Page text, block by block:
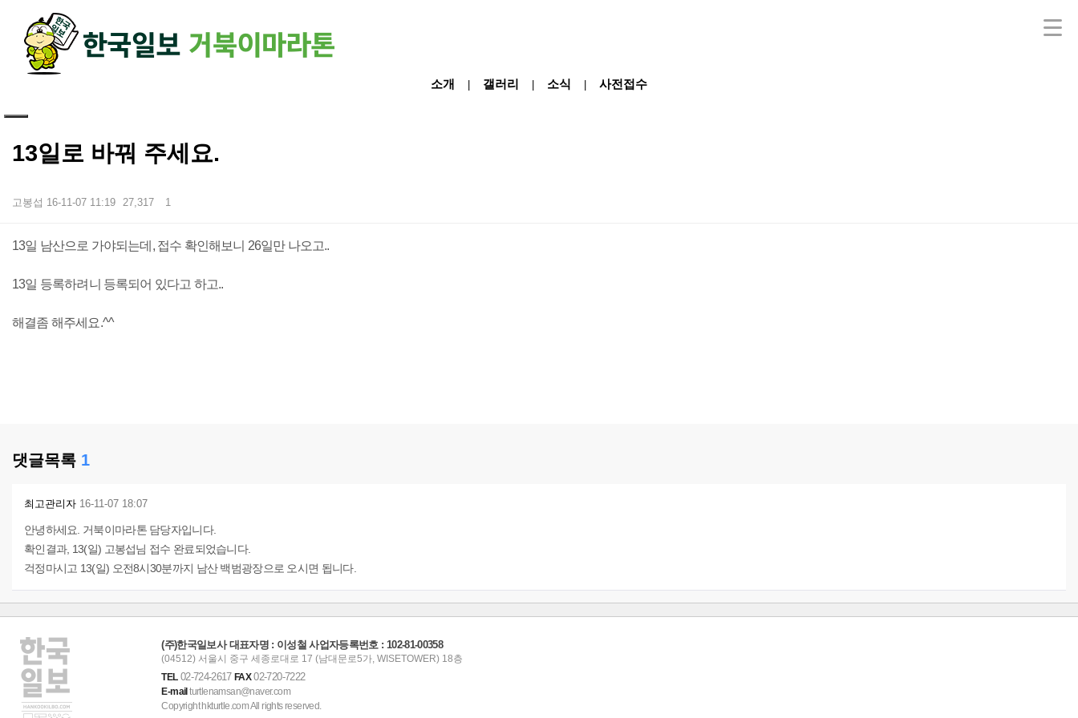
소개 갤러리 소식 사전접수
13일로 바꿔 주세요.
고봉섭 16-11-07 11:19 27,317 1
본문
13일 남산으로 가야되는데, 접수 확인해보니 26일만 나오고..
13일 등록하려니 등록되어 있다고 하고..
해결좀 해주세요.^^
댓글목록 1
최고관리자 16-11-07 18:07
안녕하세요. 거북이마라톤 담당자입니다.
확인결과, 13(일) 고봉섭님 접수 완료되었습니다.
걱정마시고 13(일) 오전8시30분까지 남산 백범광장으로 오시면 됩니다.
하단 영역
(주)한국일보사 대표자명 : 이성철 사업자등록번호 : 102-81-00358
(04512) 서울시 중구 세종로대로 17 (남대문로5가, WISETOWER) 18층
TEL02-724-2617FAX02-720-7222
E-mailturtlenamsan@naver.com
Copyright hkturtle.com All rights reserved.